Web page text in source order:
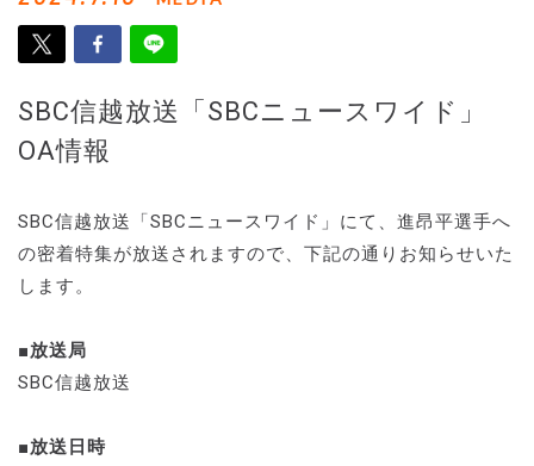
SBC信越放送「SBCニュースワイド」
OA情報
SBC信越放送「SBCニュースワイド」にて、進昂平選手へ
の密着特集が放送されますので、下記の通りお知らせいた
します。
■放送局
SBC信越放送
■放送日時